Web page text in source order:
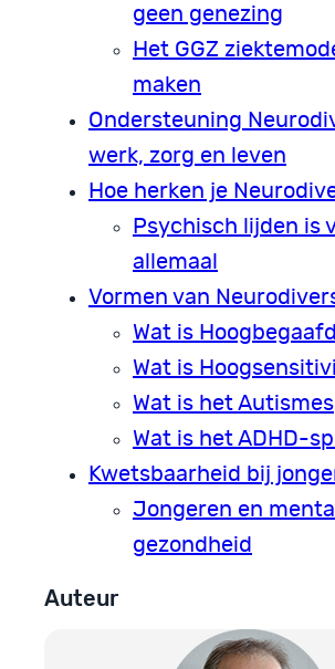
geen genezing
Het GGZ
maken
Ondersteuning
werk, zorg en leven
Hoe herken je
Psychisch lijden is
allemaal
Vormen van
Wat is
Wat is
Wat is het
Wat is het ADHD-
Kwetsbaarheid bij
Jongeren en
gezondheid
Auteur